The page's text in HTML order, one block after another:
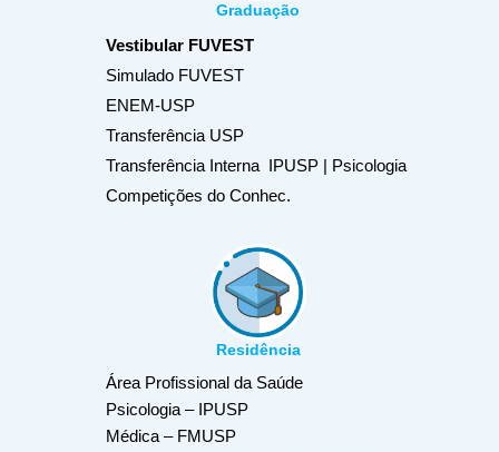
Graduação
Vestibular FUVEST
Simulado FUVEST
ENEM-USP
Transferência USP
Transferência Interna IPUSP | Psicologia
Competições do Conhec.
Residência
Área Profissional da Saúde
Psicologia – IPUSP
Médica – FMUSP